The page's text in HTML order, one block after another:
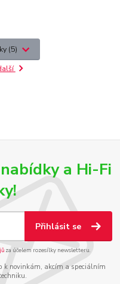
(5)
a Hi-Fi
Přihlásit se
za účelem rozesílky newsletteru.
k novinkám, akcím a speciálním